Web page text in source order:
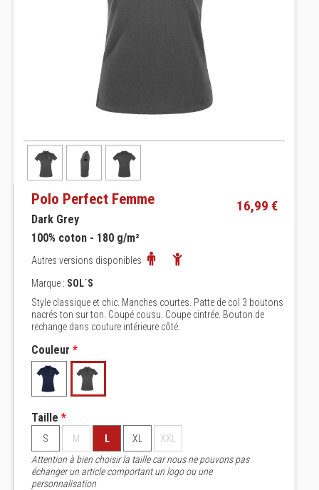
Polo Perfect Femme 16,99 €
Dark Grey
100% coton - 180 g/m²
Autres versions disponibles
Marque : SOL´S
Style classique et chic. Manches courtes. Patte de col 3 boutons
nacrés ton sur ton. Coupé cousu. Coupe cintrée. Bouton de
rechange dans couture intérieure côté.
Couleur *
Taille *
S M L XL
XXL
Attention à bien choisir la taille car nous ne pouvons pas
échanger un article comportant un logo ou une
personnalisation